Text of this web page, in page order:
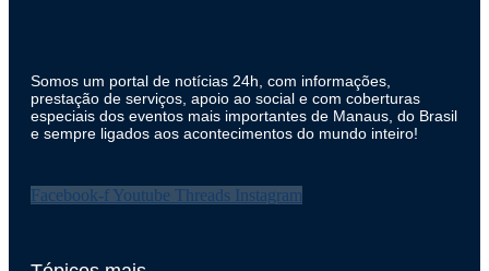
Somos um portal de notícias 24h, com informações,
prestação de serviços, apoio ao social e com coberturas
especiais dos eventos mais importantes de Manaus, do Brasil
e sempre ligados aos acontecimentos do mundo inteiro!
Facebook-f Youtube Threads Instagram